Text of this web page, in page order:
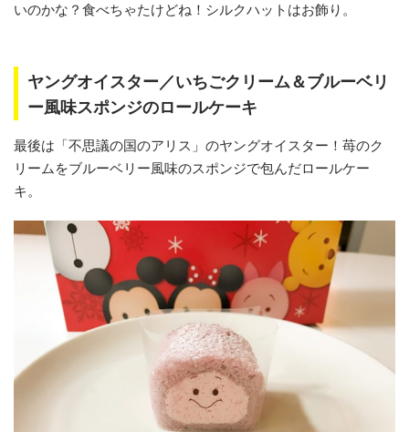
いのかな？食べちゃたけどね！シルクハットはお飾り。
ヤングオイスター／いちごクリーム＆ブルーベリ
ー風味スポンジのロールケーキ
最後は「不思議の国のアリス」のヤングオイスター！苺のク
リームをブルーベリー風味のスポンジで包んだロールケー
キ。